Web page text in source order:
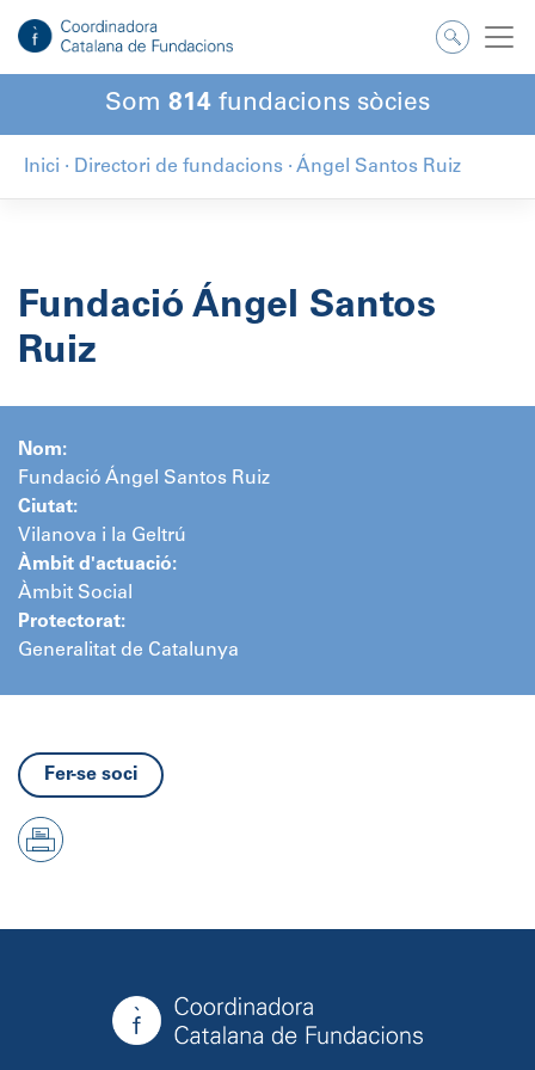
contingut
Som 814 fundacions sòcies
Inici · Directori de fundacions · Ángel Santos Ruiz
Fundació Ángel Santos
Ruiz
Nom:
Fundació Ángel Santos Ruiz
Ciutat:
Vilanova i la Geltrú
Àmbit d'actuació:
Àmbit Social
Protectorat:
Generalitat de Catalunya
Fer-se soci